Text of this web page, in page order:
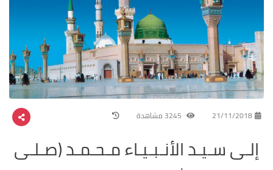
21/11/2018
إلـى سـيـد الأنـبـيـاء مـحـمـد (صـلـى